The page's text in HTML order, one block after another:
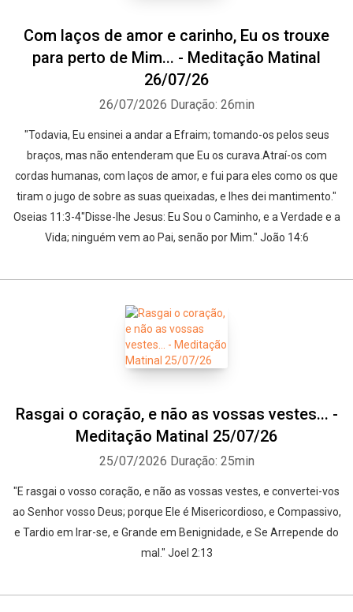
Com laços de amor e carinho, Eu os trouxe
para perto de Mim... - Meditação Matinal
26/07/26
26/07/2026 Duração: 26min
"Todavia, Eu ensinei a andar a Efraim; tomando-os pelos seus
braços, mas não entenderam que Eu os curava.Atraí-os com
cordas humanas, com laços de amor, e fui para eles como os que
tiram o jugo de sobre as suas queixadas, e lhes dei mantimento."
Oseias 11:3-4"Disse-lhe Jesus: Eu Sou o Caminho, e a Verdade e a
Vida; ninguém vem ao Pai, senão por Mim." João 14:6
Rasgai o coração, e não as vossas vestes... -
Meditação Matinal 25/07/26
25/07/2026 Duração: 25min
"E rasgai o vosso coração, e não as vossas vestes, e convertei-vos
ao Senhor vosso Deus; porque Ele é Misericordioso, e Compassivo,
e Tardio em Irar-se, e Grande em Benignidade, e Se Arrepende do
mal." Joel 2:13